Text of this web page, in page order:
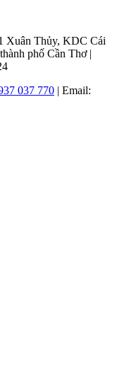
Xuân Thủy, KDC Cái
phố Cần Thơ |
037 770 | Email: